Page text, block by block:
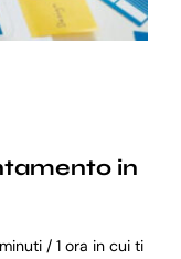
in
/ 1 ora in cui ti